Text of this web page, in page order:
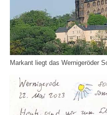
Markant liegt das Wernigeröder